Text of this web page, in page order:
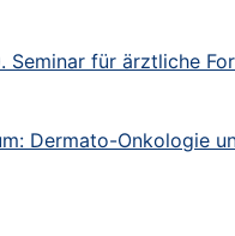
Seminar für ärztliche
Dermato-Onkologie